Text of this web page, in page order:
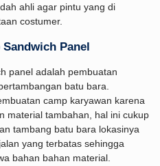
ahli agar pintu yang di
costumer.
Panel
panel adalah pembuatan
batu bara.
camp karyawan karena
material tambahan, hal ini cukup
tambang batu bara lokasinya
yang terbatas sehingga
bahan bahan material.